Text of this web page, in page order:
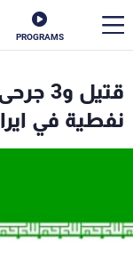
PROGRAMS
قتيل
نفطية في
الأخبار
منوعات